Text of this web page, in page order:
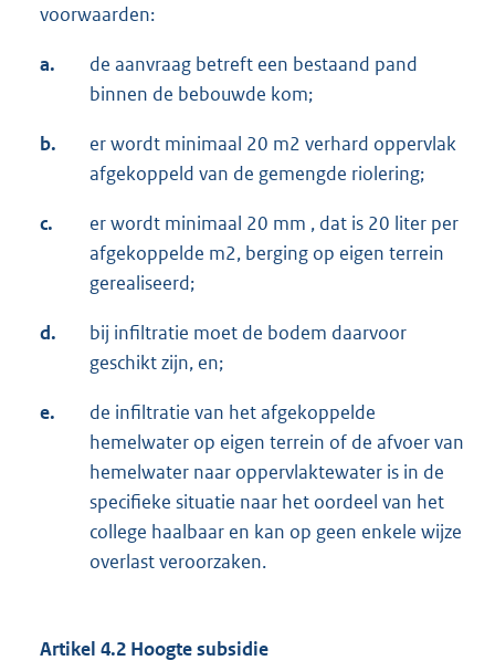
voorwaarden:
a.
de aanvraag betreft een bestaand pand
binnen de bebouwde kom;
b.
er wordt minimaal 20 m2 verhard oppervlak
afgekoppeld van de gemengde riolering;
c.
er wordt minimaal 20 mm , dat is 20 liter per
afgekoppelde m2, berging op eigen terrein
gerealiseerd;
d.
bij infiltratie moet de bodem daarvoor
geschikt zijn, en;
e.
de infiltratie van het afgekoppelde
hemelwater op eigen terrein of de afvoer van
hemelwater naar oppervlaktewater is in de
specifieke situatie naar het oordeel van het
college haalbaar en kan op geen enkele wijze
overlast veroorzaken.
Artikel 4.2 Hoogte subsidie